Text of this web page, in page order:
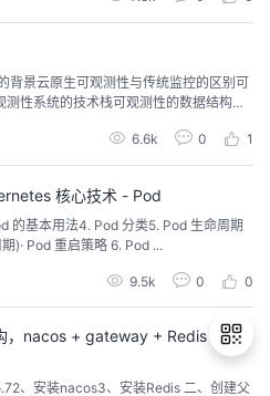
6.6k 0 1
核心技术 - Pod
和重启策略· Pod 的几个状态(生命周期)· Pod 重启策略 6. Pod ...
9.5k 0 0
，nacos + gateway + Redis + My